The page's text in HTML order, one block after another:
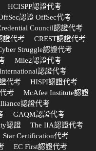
HCISPP認證代考
認證 OffSec代考
Council認證代考
證代考
CREST認證代考
Struggle認證代考
Mile2認證代考
認證代考
代考
HISPI認證代考
考
McAfee Institute認證
認證代考
GAQM認證代考
認證
The IIA認證代考
Star Certification代考
EC First認證代考